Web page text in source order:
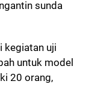
sunda
kegiatan uji
untuk model
20 orang,